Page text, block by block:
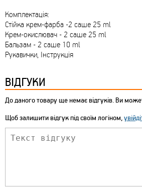
Комплектація:
Стійка крем-фарба -2 саше 25 ml
Крем-окислювач - 2 саше 25 ml
Бальзам - 2 саше 10 ml
Рукавички, Інструкція
ВІДГУКИ
До даного товару ще немає відгуків. Ви
Щоб залишити відгук під своїм логіном,